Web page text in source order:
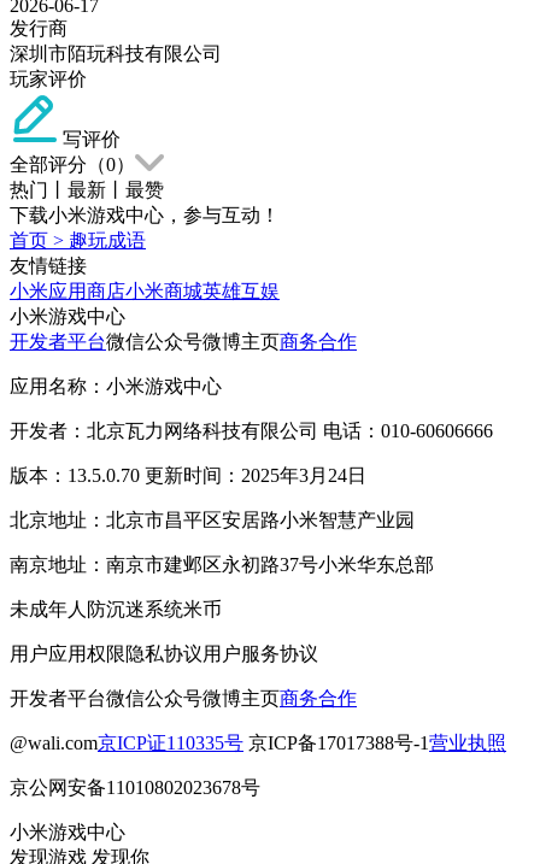
2026-06-17
发行商
深圳市陌玩科技有限公司
玩家评价
写评价
全部评分（0）
热门
最新
最赞
下载小米游戏中心，参与互动！
首页 > 趣玩成语
友情链接
小米应用商店小米商城英雄互娱
小米游戏中心
开发者平台微信公众号微博主页商务合作
应用名称：小米游戏中心
开发者：北京瓦力网络科技有限公司 电话：010-60606666
版本：13.5.0.70 更新时间：2025年3月24日
北京地址：北京市昌平区安居路小米智慧产业园
南京地址：南京市建邺区永初路37号小米华东总部
未成年人防沉迷系统米币
用户应用权限隐私协议用户服务协议
开发者平台微信公众号微博主页商务合作
@wali.com京ICP证110335号 京ICP备17017388号-1营业执照
京公网安备11010802023678号
小米游戏中心
发现游戏 发现你